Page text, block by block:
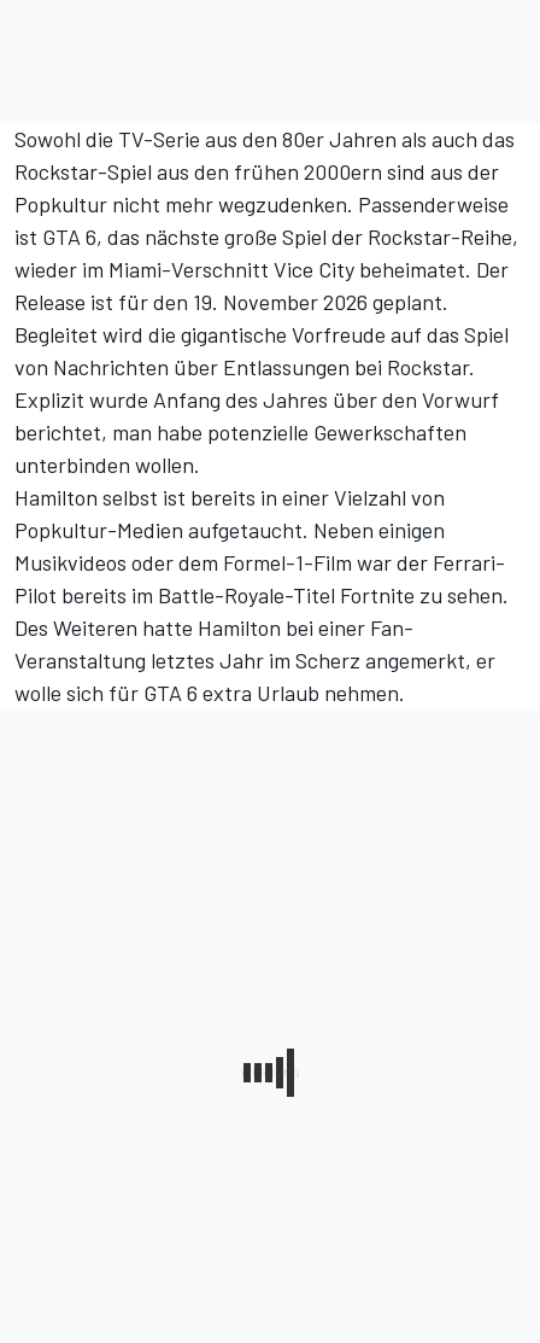
Sowohl die TV-Serie aus den 80er Jahren als auch das
Rockstar-Spiel aus den frühen 2000ern sind aus der
Popkultur nicht mehr wegzudenken. Passenderweise
ist GTA 6, das nächste große Spiel der Rockstar-Reihe,
wieder im Miami-Verschnitt Vice City beheimatet. Der
Release ist für den 19. November 2026 geplant.
Begleitet wird die gigantische Vorfreude auf das Spiel
von Nachrichten über Entlassungen bei Rockstar.
Explizit wurde Anfang des Jahres über den Vorwurf
berichtet, man habe potenzielle Gewerkschaften
unterbinden wollen.
Hamilton selbst ist bereits in einer Vielzahl von
Popkultur-Medien aufgetaucht. Neben einigen
Musikvideos oder dem Formel-1-Film war der Ferrari-
Pilot bereits im Battle-Royale-Titel Fortnite zu sehen.
Des Weiteren hatte Hamilton bei einer Fan-
Veranstaltung letztes Jahr im Scherz angemerkt, er
wolle sich für GTA 6 extra Urlaub nehmen.